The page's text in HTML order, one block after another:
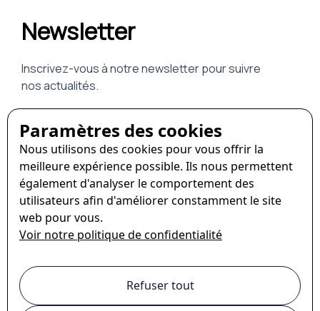
Paramètres des cookies
Nous utilisons des cookies pour vous offrir la
meilleure expérience possible. Ils nous permettent
également d'analyser le comportement des
utilisateurs afin d'améliorer constamment le site
web pour vous.
Voir notre politique de confidentialité
Refuser tout